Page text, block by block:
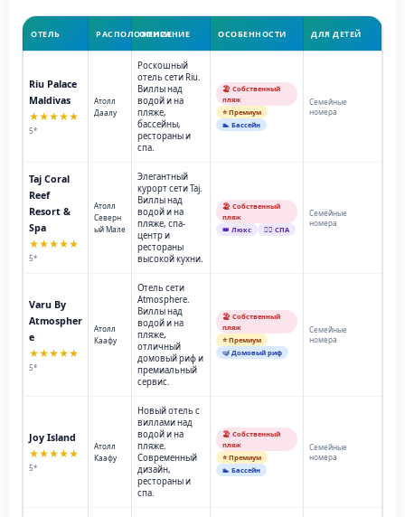
ОТЕЛЬ РАСПОЛОЖЕНИЕ
ОПИСАНИЕ ОСОБЕННОСТИ ДЛЯ ДЕТЕЙ
Riu Palace
Maldivas
★★★★★
5*
Атолл
Даалу
Роскошный
отель сети Riu.
Виллы над
водой и на
пляже,
бассейны,
рестораны и
спа.
🏖️ Собственный
пляж
⭐ Премиум
🏊 Бассейн
Семейные
номера
Taj Coral
Reef
Resort &
Spa
★★★★★
5*
Атолл
Северн
ый Мале
Элегантный
курорт сети Taj.
Виллы над
водой и на
пляже, спа-
центр и
рестораны
высокой кухни.
🏖️ Собственный
пляж
👑 Люкс
💆‍♂️ СПА
Семейные
номера
Varu By
Atmospher
e
★★★★★
5*
Атолл
Каафу
Отель сети
Atmosphere.
Виллы над
водой и на
пляже,
отличный
домовый риф и
премиальный
сервис.
🏖️ Собственный
пляж
⭐ Премиум
🤿 Домовый риф
Семейные
номера
Joy Island
★★★★★
5*
Атолл
Каафу
Новый отель с
виллами над
водой и на
пляже.
Современный
дизайн,
рестораны и
спа.
🏖️ Собственный
пляж
⭐ Премиум
🏊 Бассейн
Семейные
номера